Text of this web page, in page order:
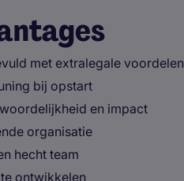
met extralegale voordelen
bij opstart
en impact
organisatie
hecht team
ontwikkelen